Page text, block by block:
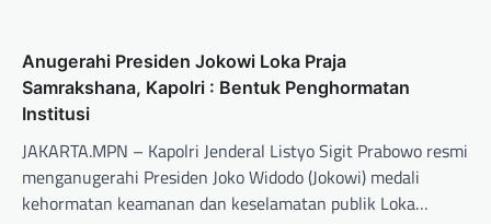
Anugerahi Presiden Jokowi Loka Praja
Samrakshana, Kapolri : Bentuk Penghormatan
Institusi
JAKARTA.MPN – Kapolri Jenderal Listyo Sigit Prabowo resmi
menganugerahi Presiden Joko Widodo (Jokowi) medali
kehormatan keamanan dan keselamatan publik Loka…